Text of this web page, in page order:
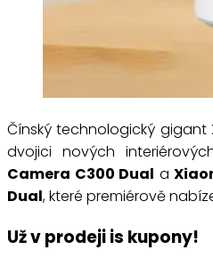
Čínský technologický gigant
dvojici nových
Camera C300 Dual a
Dual, které premiérově
Už v prodeji is kupony!